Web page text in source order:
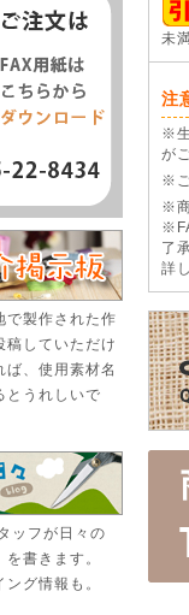
で製作された作
稿していただけ
ば、使用素材名
とうれしいで
ッフが日々の
を書きます。
グ情報も。
未
注
※
が
※
※
了
詳